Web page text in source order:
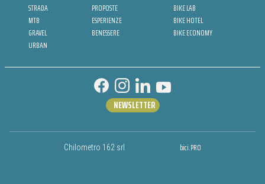
STRADA
MTB
GRAVEL
URBAN
PROPOSTE
ESPERIENZE
BENESSERE
BIKE LAB
BIKE HOTEL
BIKE ECONOMY
Chilometro 162 srl bici.PRO
NEWSLETTER